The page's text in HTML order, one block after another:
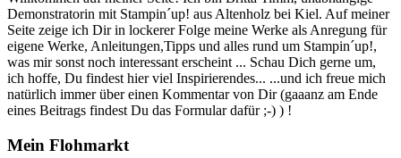
Demonstratorin mit Stampin´up! aus Altenholz bei Kiel. Auf meiner
Seite zeige ich Dir in lockerer Folge meine Werke als Anregung für
eigene Werke, Anleitungen,Tipps und alles rund um Stampin´up!,
was mir sonst noch interessant erscheint ... Schau Dich gerne um,
ich hoffe, Du findest hier viel Inspirierendes... ...und ich freue mich
natürlich immer über einen Kommentar von Dir (gaaanz am Ende
eines Beitrags findest Du das Formular dafür ;-) ) !
Mein Flohmarkt